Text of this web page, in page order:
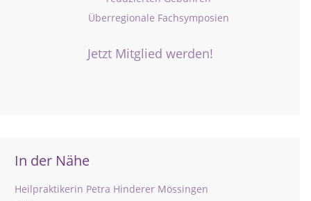
Überregionale Fachsymposien
Jetzt Mitglied werden!
In der Nähe
Heilpraktikerin Petra Hinderer Mössingen